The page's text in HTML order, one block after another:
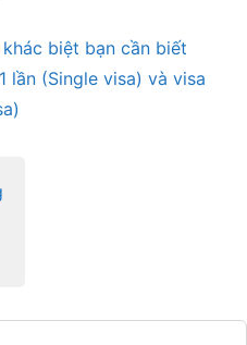
biệt bạn cần biết
lần (Single visa) và visa